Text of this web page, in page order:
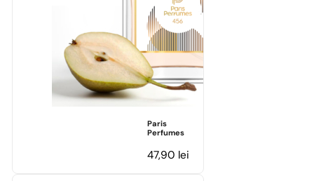
Paris
Perfumes
47,90 lei